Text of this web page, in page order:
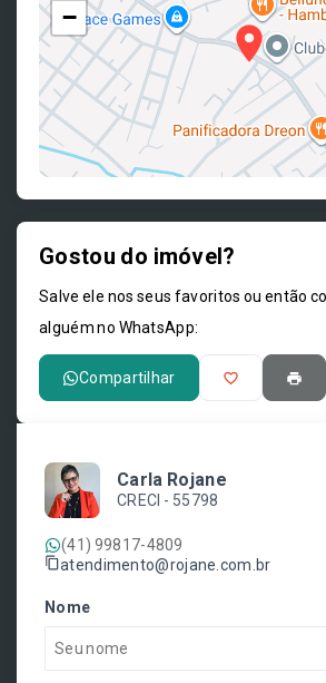
−
Gostou do imóvel?
Salve ele nos seus favoritos ou então
alguém no WhatsApp:
Compartilhar
Carla Rojane
CRECI - 55798
(41) 99817-4809
atendimento@rojane.com.br
Nome